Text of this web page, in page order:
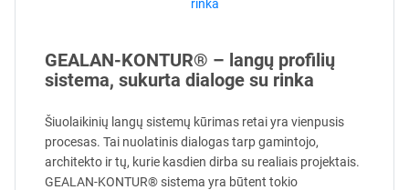
GEALAN-KONTUR® – langų profilių
sistema, sukurta dialoge su rinka
Šiuolaikinių langų sistemų kūrimas retai yra vienpusis
procesas. Tai nuolatinis dialogas tarp gamintojo,
architekto ir tų, kurie kasdien dirba su realiais projektais.
GEALAN-KONTUR® sistema yra būtent tokio